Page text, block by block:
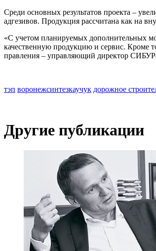
Среди основных результатов проекта –
адгезивов. Продукция рассчитана как на
«С учетом планируемых дополнительных
качественную продукцию и сервис. Кроме
правления – управляющий директор
тэп воронежсинтезкаучук дорожное
Другие публикации